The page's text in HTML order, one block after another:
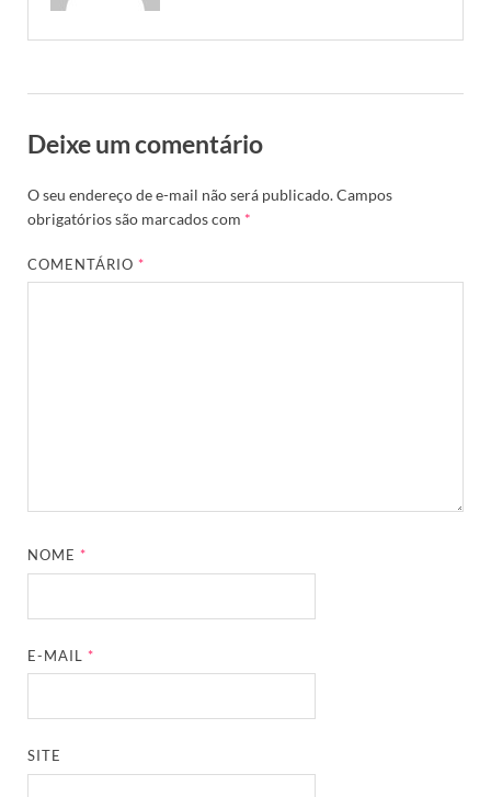
Deixe um comentário
O seu endereço de e-mail não será publicado.Campos
obrigatórios são marcados com *
COMENTÁRIO*
NOME*
E-MAIL*
SITE